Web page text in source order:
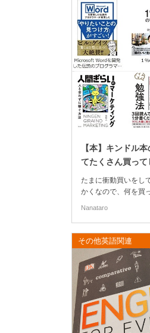
【本】キンドル
てたくさん買って
たまに衝動買いをし
かくなので、何を買
Nanataro
その他英語関連